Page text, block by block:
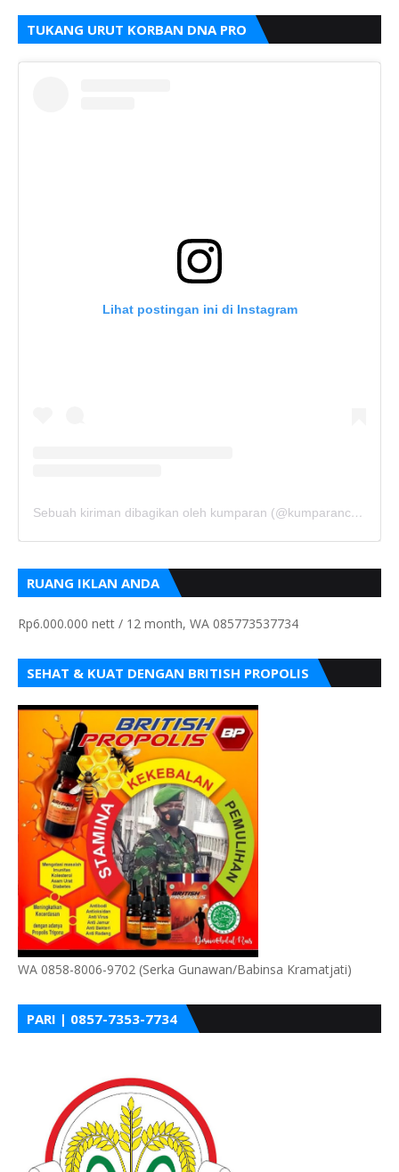
TUKANG URUT KORBAN DNA PRO
Lihat postingan ini di Instagram
Sebuah kiriman dibagikan oleh kumparan (@kumparancom)
RUANG IKLAN ANDA
Rp6.000.000 nett / 12 month, WA 085773537734
SEHAT & KUAT DENGAN BRITISH PROPOLIS
WA 0858-8006-9702 (Serka Gunawan/Babinsa Kramatjati)
PARI | 0857-7353-7734